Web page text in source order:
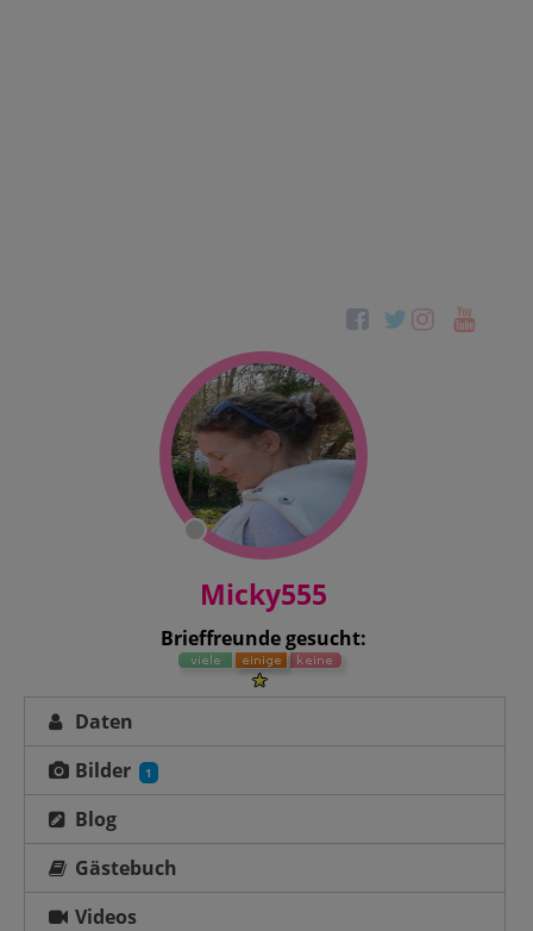
Micky555
Brieffreunde gesucht:
Daten
Bilder
1
Blog
Gästebuch
Videos